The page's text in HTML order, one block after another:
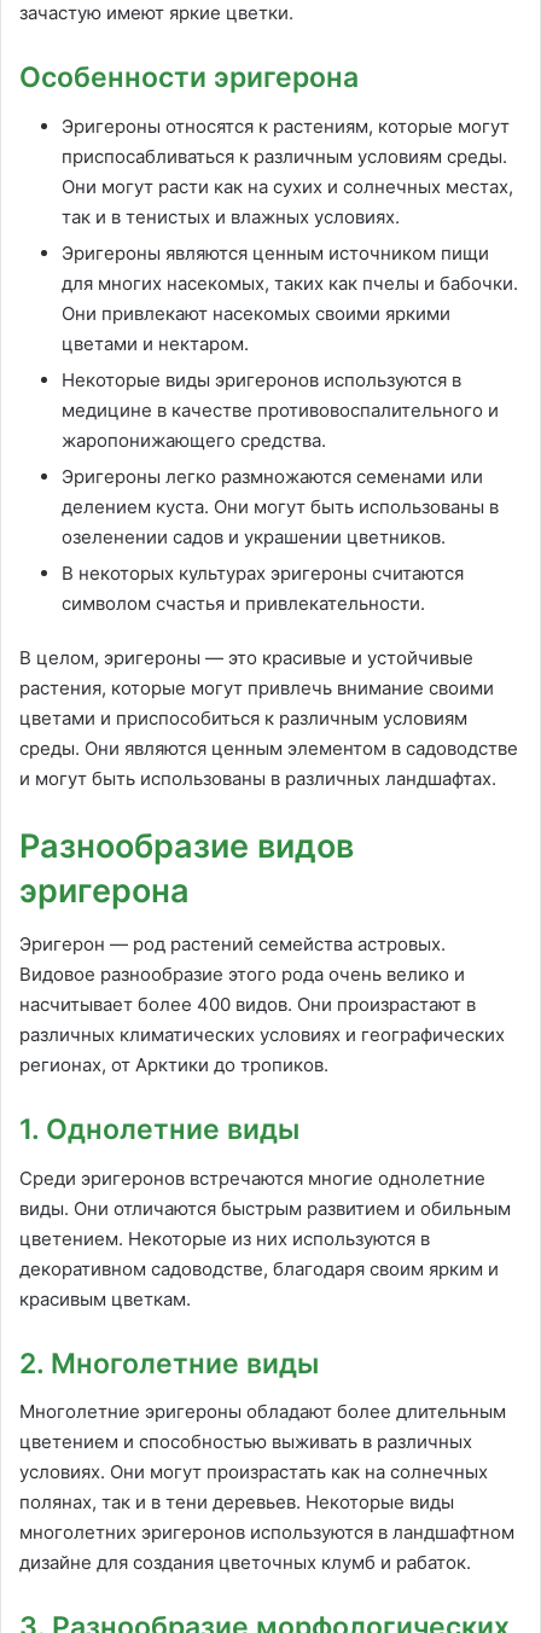
зачастую имеют яркие цветки.
Особенности эригерона
Эригероны относятся к растениям, которые могут
приспосабливаться к различным условиям среды.
Они могут расти как на сухих и солнечных местах,
так и в тенистых и влажных условиях.
Эригероны являются ценным источником пищи
для многих насекомых, таких как пчелы и бабочки.
Они привлекают насекомых своими яркими
цветами и нектаром.
Некоторые виды эригеронов используются в
медицине в качестве противовоспалительного и
жаропонижающего средства.
Эригероны легко размножаются семенами или
делением куста. Они могут быть использованы в
озеленении садов и украшении цветников.
В некоторых культурах эригероны считаются
символом счастья и привлекательности.
В целом, эригероны — это красивые и устойчивые
растения, которые могут привлечь внимание своими
цветами и приспособиться к различным условиям
среды. Они являются ценным элементом в садоводстве
и могут быть использованы в различных ландшафтах.
Разнообразие видов
эригерона
Эригерон — род растений семейства астровых.
Видовое разнообразие этого рода очень велико и
насчитывает более 400 видов. Они произрастают в
различных климатических условиях и географических
регионах, от Арктики до тропиков.
1. Однолетние виды
Среди эригеронов встречаются многие однолетние
виды. Они отличаются быстрым развитием и обильным
цветением. Некоторые из них используются в
декоративном садоводстве, благодаря своим ярким и
красивым цветкам.
2. Многолетние виды
Многолетние эригероны обладают более длительным
цветением и способностью выживать в различных
условиях. Они могут произрастать как на солнечных
полянах, так и в тени деревьев. Некоторые виды
многолетних эригеронов используются в ландшафтном
дизайне для создания цветочных клумб и рабаток.